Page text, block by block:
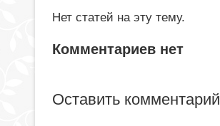
Нет статей на эту тему.
Комментариев нет
Оставить комментарий